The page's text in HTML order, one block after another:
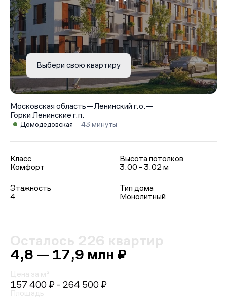
Выбери свою квартиру
Московская область—Ленинский г.о.—
Горки Ленинские г.п.
Домодедовская 43 минуты
Класс
Комфорт
Высота потолков
3.00 - 3.02 м
Этажность
4
Тип дома
Монолитный
Осталось 226 квартир
4,8 — 17,9 млн ₽
Цена за м²
157 400 ₽ - 264 500 ₽
Площадь